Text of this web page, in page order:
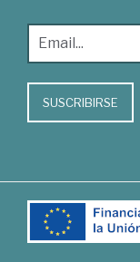
SUSCRIBIRSE